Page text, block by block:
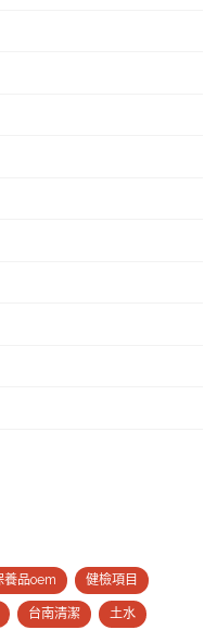
養品oem 健檢項目
台南清潔 土水